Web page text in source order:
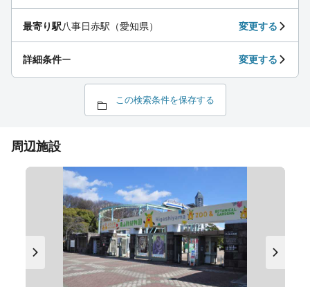
最寄り駅八事日赤駅（愛知県） 変更する
詳細条件ー 変更する
この検索条件を保存する
周辺施設